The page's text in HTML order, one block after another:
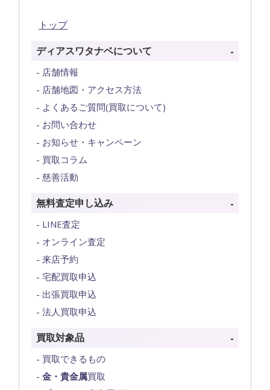
トップ
ディアスワタナベについて
店舗情報
店舗地図・アクセス方法
よくあるご質問(買取について)
お問い合わせ
お知らせ・キャンペーン
買取コラム
慈善活動
無料査定申し込み
LINE査定
オンライン査定
来店予約
宅配買取申込
出張買取申込
法人買取申込
買取対象品
買取できるもの
金・貴金属買取